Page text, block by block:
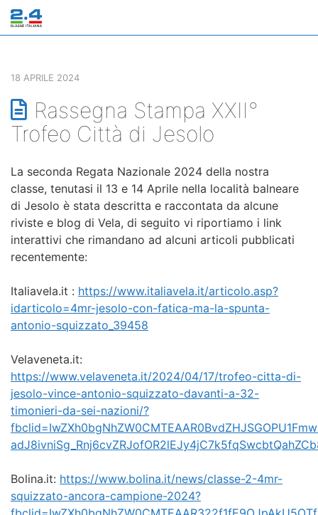
18 APRILE 2024
Rassegna Stampa XXII°
Trofeo Città di Jesolo
La seconda Regata Nazionale 2024 della nostra
classe, tenutasi il 13 e 14 Aprile nella località balneare
di Jesolo è stata descritta e raccontata da alcune
riviste e blog di Vela, di seguito vi riportiamo i link
interattivi che rimandano ad alcuni articoli pubblicati
recentemente:
Italiavela.it : https://www.italiavela.it/articolo.asp?
idarticolo=4mr-jesolo-con-fatica-ma-la-spunta-
antonio-squizzato_39458
Velaveneta.it:
https://www.velaveneta.it/2024/04/17/trofeo-citta-di-
jesolo-vince-antonio-squizzato-davanti-a-32-
timonieri-da-sei-nazioni/?
Bolina.it: https://www.bolina.it/news/classe-2-4mr-
squizzato-ancora-campione-2024?